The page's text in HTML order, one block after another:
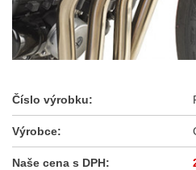
Číslo výrobku:
Výrobce:
Naše cena s DPH: